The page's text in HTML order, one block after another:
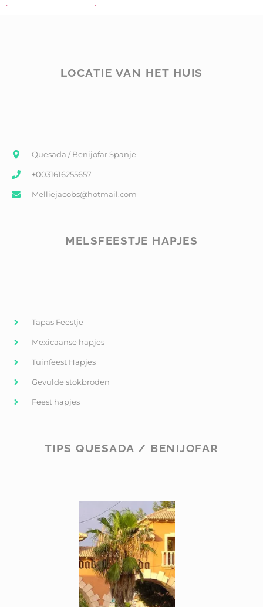
LOCATIE VAN HET HUIS
Quesada / Benijofar Spanje
+0031616255657
Melliejacobs@hotmail.com
MELSFEESTJE HAPJES
Tapas Feestje
Mexicaanse hapjes
Tuinfeest Hapjes
Gevulde stokbroden
Feest hapjes
TIPS QUESADA / BENIJOFAR